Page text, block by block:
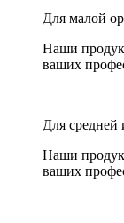
Для малой
Наши
ваших
Для средней
Наши
ваших